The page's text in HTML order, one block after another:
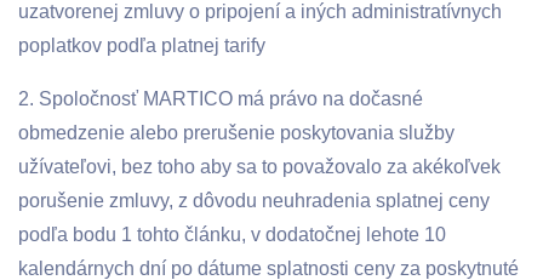
uzatvorenej zmluvy o pripojení a iných administratívnych
poplatkov podľa platnej tarify
2. Spoločnosť MARTICO má právo na dočasné
obmedzenie alebo prerušenie poskytovania služby
užívateľovi, bez toho aby sa to považovalo za akékoľvek
porušenie zmluvy, z dôvodu neuhradenia splatnej ceny
podľa bodu 1 tohto článku, v dodatočnej lehote 10
kalendárnych dní po dátume splatnosti ceny za poskytnuté